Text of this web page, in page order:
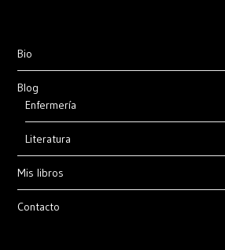
Bio
Blog
Enfermería
Literatura
Mis libros
Contacto